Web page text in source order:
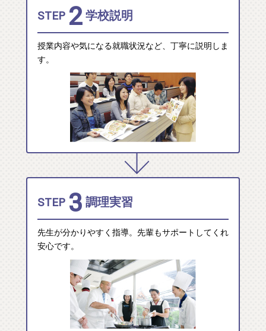
STEP 2 学校説明
授業内容や気になる就職状況など、丁寧に説明しま
す。
STEP 3 調理実習
先生が分かりやすく指導。先輩もサポートしてくれ
安心です。